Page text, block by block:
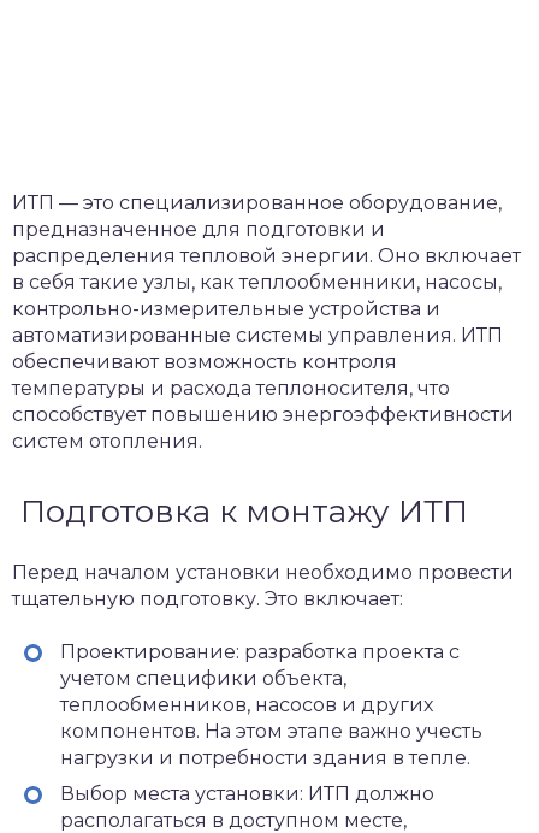
ИТП — это специализированное оборудование,
предназначенное для подготовки и
распределения тепловой энергии. Оно включает
в себя такие узлы, как теплообменники, насосы,
контрольно-измерительные устройства и
автоматизированные системы управления. ИТП
обеспечивают возможность контроля
температуры и расхода теплоносителя, что
способствует повышению энергоэффективности
систем отопления.
Подготовка к монтажу ИТП
Перед началом установки необходимо провести
тщательную подготовку. Это включает:
Проектирование: разработка проекта с
учетом специфики объекта,
теплообменников, насосов и других
компонентов. На этом этапе важно учесть
нагрузки и потребности здания в тепле.
Выбор места установки: ИТП должно
располагаться в доступном месте,